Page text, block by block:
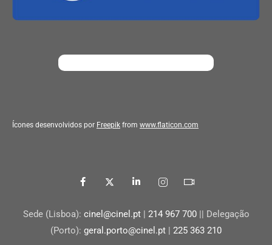
Ícones desenvolvidos por Freepik from www.flaticon.com
Sede (Lisboa): cinel@cinel.pt| 214 967 700|| Delegação
(Porto): geral.porto@cinel.pt | 225 363 210